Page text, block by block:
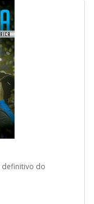
definitivo do